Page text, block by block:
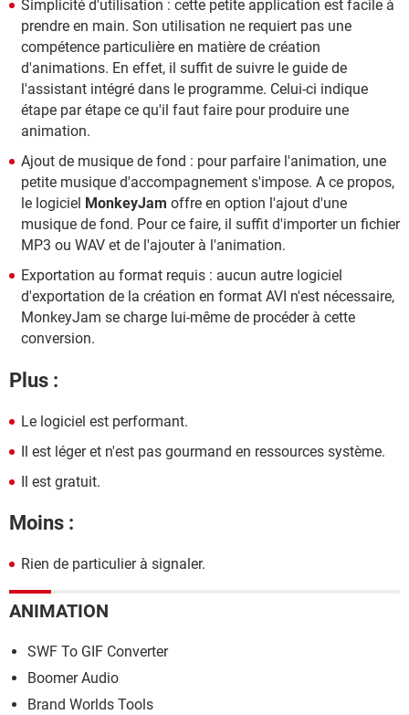
Simplicité d'utilisation : cette petite application est facile à
prendre en main. Son utilisation ne requiert pas une
compétence particulière en matière de création
d'animations. En effet, il suffit de suivre le guide de
l'assistant intégré dans le programme. Celui-ci indique
étape par étape ce qu'il faut faire pour produire une
animation.
Ajout de musique de fond : pour parfaire l'animation, une
petite musique d'accompagnement s'impose. A ce propos,
le logiciel MonkeyJam offre en option l'ajout d'une
musique de fond. Pour ce faire, il suffit d'importer un fichier
MP3 ou WAV et de l'ajouter à l'animation.
Exportation au format requis : aucun autre logiciel
d'exportation de la création en format AVI n'est nécessaire,
MonkeyJam se charge lui-même de procéder à cette
conversion.
Plus :
Le logiciel est performant.
Il est léger et n'est pas gourmand en ressources système.
Il est gratuit.
Moins :
Rien de particulier à signaler.
ANIMATION
SWF To GIF Converter
Boomer Audio
Brand Worlds Tools